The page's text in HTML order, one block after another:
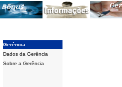
Gerência
Dados da Gerência
Sobre a Gerência